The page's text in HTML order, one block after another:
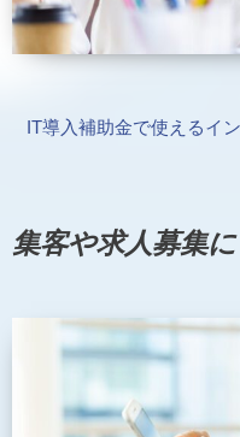
IT導入補助金で使えるイ
集客や求人募集